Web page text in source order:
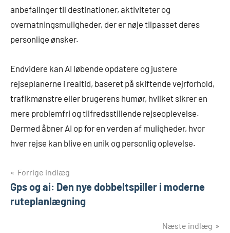
anbefalinger til destinationer, aktiviteter og
overnatningsmuligheder, der er nøje tilpasset deres
personlige ønsker.
Endvidere kan AI løbende opdatere og justere
rejseplanerne i realtid, baseret på skiftende vejrforhold,
trafikmønstre eller brugerens humør, hvilket sikrer en
mere problemfri og tilfredsstillende rejseoplevelse.
Dermed åbner AI op for en verden af muligheder, hvor
hver rejse kan blive en unik og personlig oplevelse.
Indlægsnavigation
Forrige indlæg
Gps og ai: Den nye dobbeltspiller i moderne
ruteplanlægning
Næste indlæg